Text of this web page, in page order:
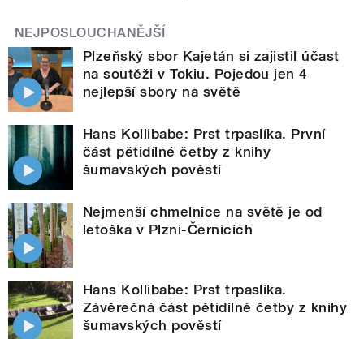
NEJPOSLOUCHANĚJŠÍ
Plzeňský sbor Kajetán si zajistil účast
na soutěži v Tokiu. Pojedou jen 4
nejlepší sbory na světě
Hans Kollibabe: Prst trpaslíka. První
část pětidílné četby z knihy
šumavských pověstí
Nejmenší chmelnice na světě je od
letoška v Plzni-Černicích
Hans Kollibabe: Prst trpaslíka.
Závěrečná část pětidílné četby z knihy
šumavských pověstí